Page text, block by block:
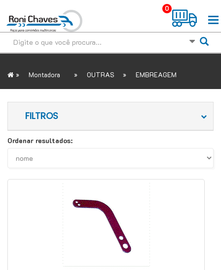
0
» Montadora » OUTRAS » EMBREAGEM
FILTROS
Ordenar resultados: